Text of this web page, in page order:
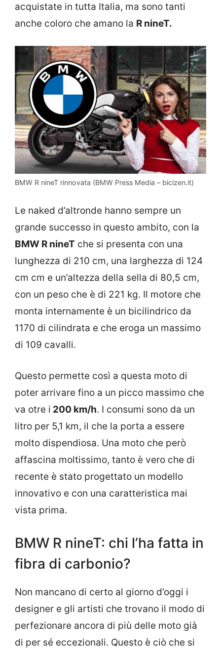
acquistate in tutta Italia, ma sono tanti
anche coloro che amano la R nineT.
BMW R nineT rinnovata (BMW Press Media – bicizen.it)
Le naked d’altronde hanno sempre un
grande successo in questo ambito, con la
BMW R nineT che si presenta con una
lunghezza di 210 cm, una larghezza di 124
cm cm e un’altezza della sella di 80,5 cm,
con un peso che è di 221 kg. Il motore che
monta internamente è un bicilindrico da
1170 di cilindrata e che eroga un massimo
di 109 cavalli.
Questo permette così a questa moto di
poter arrivare fino a un picco massimo che
va otre i 200 km/h. I consumi sono da un
litro per 5,1 km, il che la porta a essere
molto dispendiosa. Una moto che però
affascina moltissimo, tanto è vero che di
recente è stato progettato un modello
innovativo e con una caratteristica mai
vista prima.
BMW R nineT: chi l’ha fatta in
fibra di carbonio?
Non mancano di certo al giorno d’oggi i
designer e gli artisti che trovano il modo di
perfezionare ancora di più delle moto già
di per sé eccezionali. Questo è ciò che si